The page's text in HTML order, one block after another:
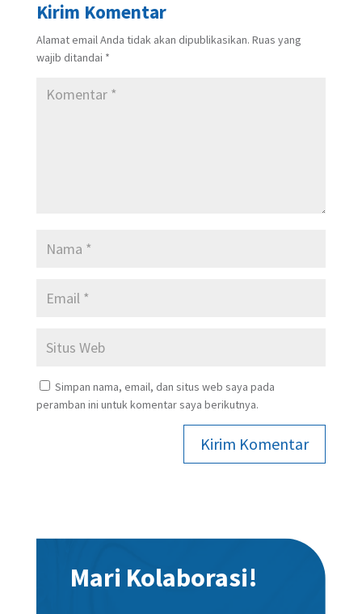
Kirim Komentar
Alamat email Anda tidak akan dipublikasikan. Ruas yang
wajib ditandai *
Simpan nama, email, dan situs web saya pada
peramban ini untuk komentar saya berikutnya.
Kirim Komentar
Mari Kolaborasi!